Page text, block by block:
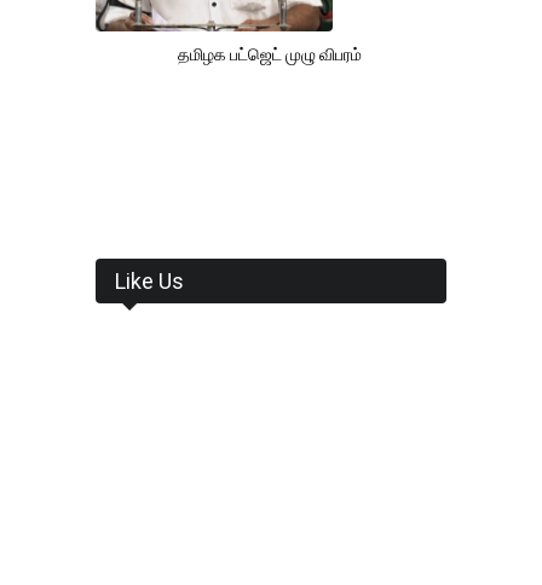
தமிழக பட்ஜெட் முழு விபரம்
Like Us